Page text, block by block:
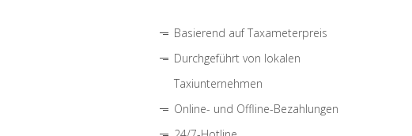
Basierend auf Taxameterpreis
Durchgeführt von lokalen
Taxiunternehmen
Online- und Offline-Bezahlungen